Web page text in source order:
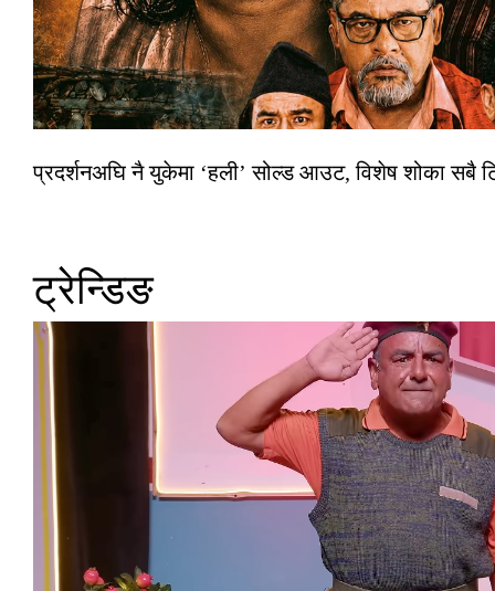
प्रदर्शनअघि नै युकेमा ‘हली’ सोल्ड आउट, विशेष शोका सबै
ट्रेन्डिङ